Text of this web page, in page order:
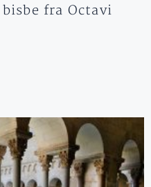
fra Octavi